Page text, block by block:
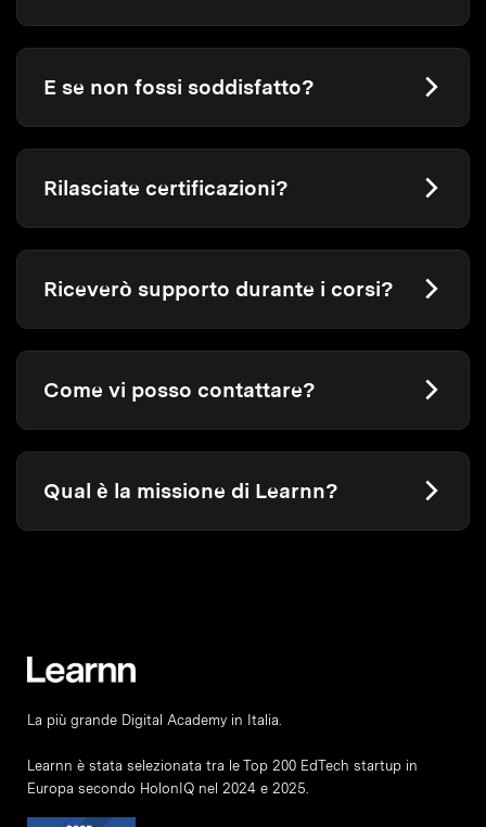
E se non fossi soddisfatto?
Rilasciate certificazioni?
Riceverò supporto durante i corsi?
Come vi posso contattare?
Qual è la missione di Learnn?
La più grande Digital Academy in Italia.
Learnn è stata selezionata tra le Top 200 EdTech startup in
Europa secondo HolonIQ nel 2024 e 2025.